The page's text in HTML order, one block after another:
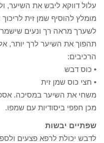
עלול דווקא ליבש את השיער,
מומלץ להוסיף שמן זית
לשערך מראה רך ונעים
תהפוך את השיער לרך יותר,
הרכיבים:
• כוס דבש
• חצי כוס שמן זית
מכן חפפי ביסודיות עם שמפו.
שפתיים יבשות
לדבש יכולת לרפא פצעים